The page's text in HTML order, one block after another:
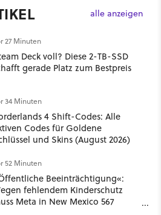
alle anzeigen
27 Minuten
Deck voll? Diese 2-TB-SSD
gerade Platz zum Bestpreis
34 Minuten
4 Shift-Codes: Alle
Codes für Goldene
und Skins (August 2026)
52 Minuten
Beeinträchtigung«:
fehlendem Kinderschutz
Meta in New Mexico 567